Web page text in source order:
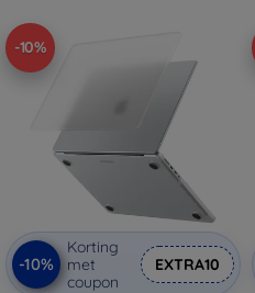
-10%
-10%
Korting
met
coupon
EXTRA10